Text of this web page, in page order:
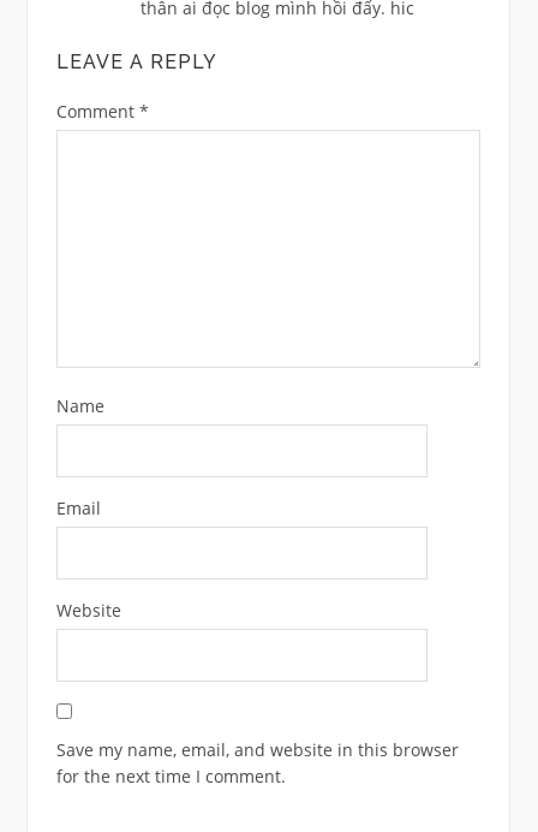
thân ai đọc blog mình hồi đấy. hic
LEAVE A REPLY
Comment *
Name
Email
Website
Save my name, email, and website in this browser
for the next time I comment.